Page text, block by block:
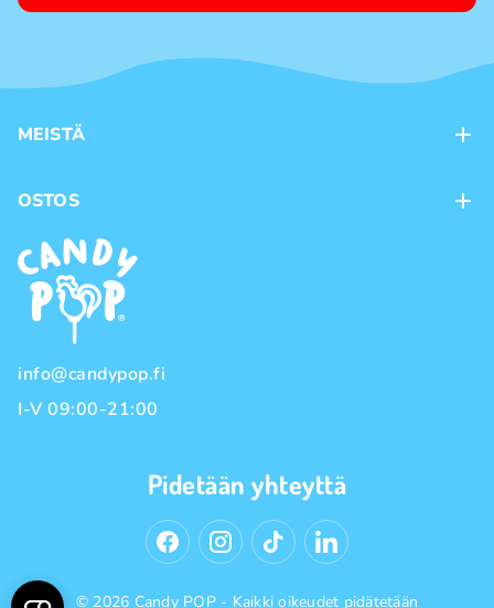
MEISTÄ
Kanta-asiakasohjelma
Tuotemerkit
OSTOS
Maksutavat
Toimitustavat
Käyttöehdot
Tietosuojakäytäntö
info@candypop.fi
I-V 09:00-21:00
Pidetään yhteyttä
© 2026 Candy POP - Kaikki oikeudet pidätetään